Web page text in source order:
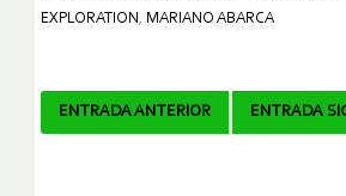
EXPLORATION , MARIANO ABARCA
Navegador
ENTRADA ANTERIOR ENTRADA